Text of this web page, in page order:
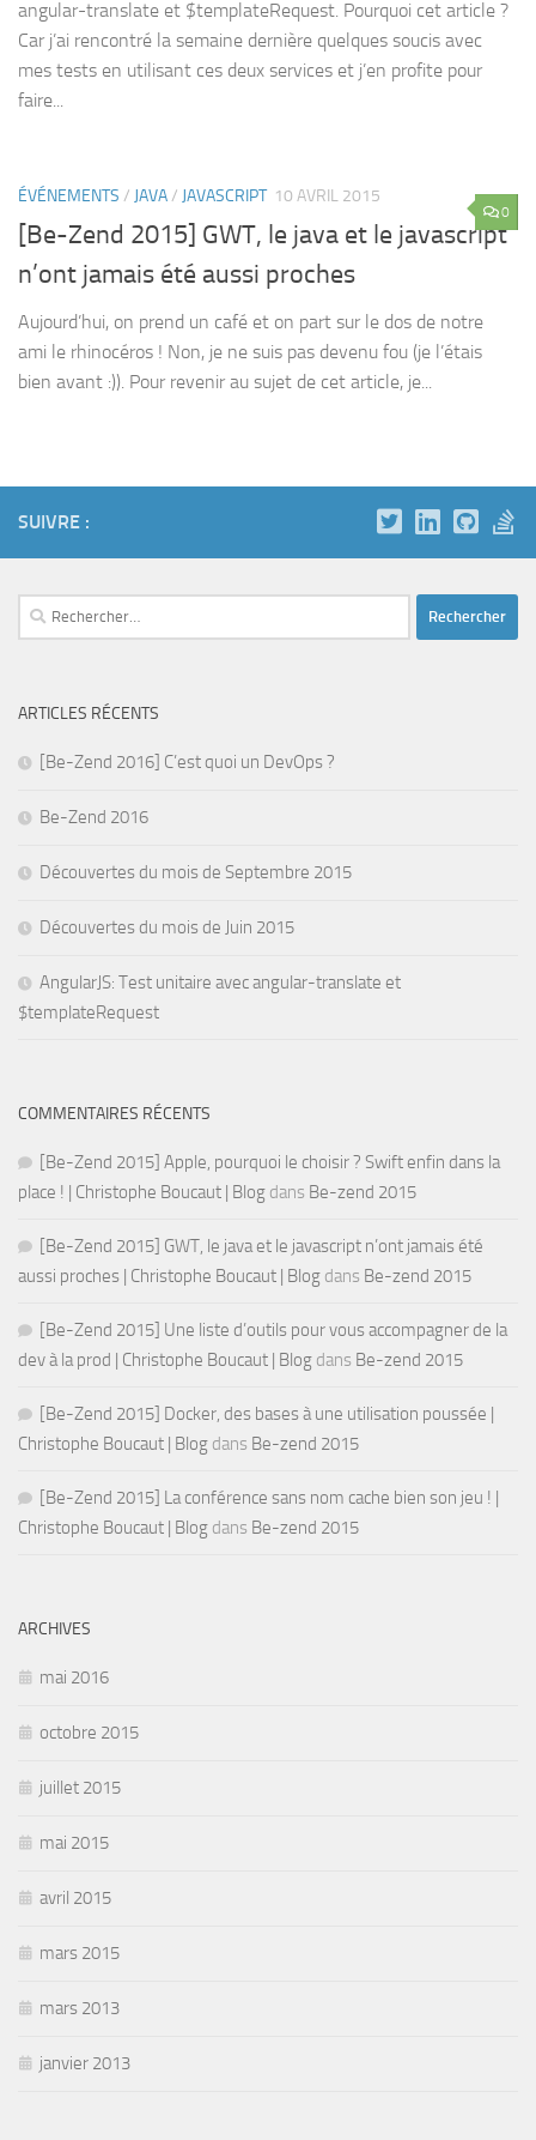
angular-translate et $templateRequest. Pourquoi cet article ?
Car j’ai rencontré la semaine dernière quelques soucis avec
mes tests en utilisant ces deux services et j’en profite pour
faire...
0
ÉVÉNEMENTS / JAVA/ JAVASCRIPT 10 AVRIL 2015
[Be-Zend 2015] GWT, le java et le javascript
n’ont jamais été aussi proches
Aujourd’hui, on prend un café et on part sur le dos de notre
ami le rhinocéros ! Non, je ne suis pas devenu fou (je l’étais
bien avant :)). Pour revenir au sujet de cet article, je...
SUIVRE :
Rechercher :
ARTICLES RÉCENTS
[Be-Zend 2016] C’est quoi un DevOps ?
Be-Zend 2016
Découvertes du mois de Septembre 2015
Découvertes du mois de Juin 2015
AngularJS: Test unitaire avec angular-translate et
$templateRequest
COMMENTAIRES RÉCENTS
[Be-Zend 2015] Apple, pourquoi le choisir ? Swift enfin dans la
place ! | Christophe Boucaut | Blog dans Be-zend 2015
[Be-Zend 2015] GWT, le java et le javascript n’ont jamais été
aussi proches | Christophe Boucaut | Blog dans Be-zend 2015
[Be-Zend 2015] Une liste d’outils pour vous accompagner de la
dev à la prod | Christophe Boucaut | Blog dans Be-zend 2015
[Be-Zend 2015] Docker, des bases à une utilisation poussée |
Christophe Boucaut | Blog dans Be-zend 2015
[Be-Zend 2015] La conférence sans nom cache bien son jeu ! |
Christophe Boucaut | Blog dans Be-zend 2015
ARCHIVES
mai 2016
octobre 2015
juillet 2015
mai 2015
avril 2015
mars 2015
mars 2013
janvier 2013